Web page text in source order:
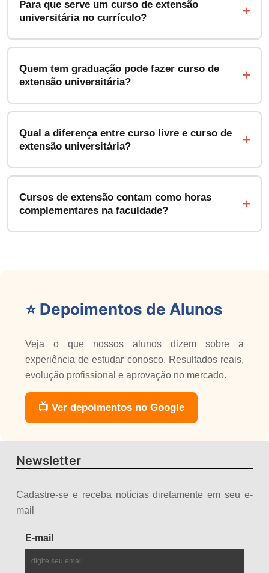
Para que serve um curso de extensão
universitária no currículo?
Quem tem graduação pode fazer curso de
extensão universitária?
Qual a diferença entre curso livre e curso de
extensão universitária?
Cursos de extensão contam como horas
complementares na faculdade?
⭐ Depoimentos de Alunos
Veja o que nossos alunos dizem sobre a
experiência de estudar conosco. Resultados reais,
evolução profissional e aprovação no mercado.
📺 Ver depoimentos no Google
Newsletter
Cadastre-se e receba notícias diretamente em seu e-
mail
E-mail